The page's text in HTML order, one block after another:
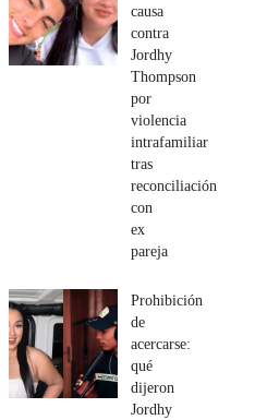
causa
contra
Jordhy
Thompson
por
violencia
intrafamiliar
tras
reconciliación
con
ex
pareja
Prohibición
de
acercarse:
qué
dijeron
Jordhy